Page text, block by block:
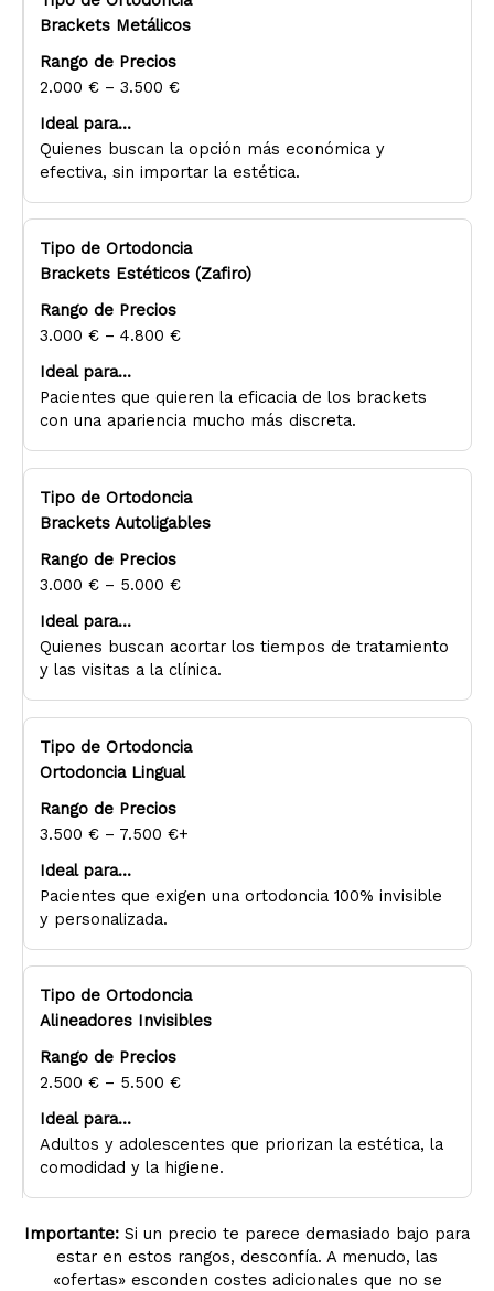
Brackets Metálicos
2.000 € – 3.500 €
Quienes buscan la opción más económica y
efectiva, sin importar la estética.
Brackets Estéticos (Zafiro)
3.000 € – 4.800 €
Pacientes que quieren la eficacia de los brackets
con una apariencia mucho más discreta.
Brackets Autoligables
3.000 € – 5.000 €
Quienes buscan acortar los tiempos de tratamiento
y las visitas a la clínica.
Ortodoncia Lingual
3.500 € – 7.500 €+
Pacientes que exigen una ortodoncia 100% invisible
y personalizada.
Alineadores Invisibles
2.500 € – 5.500 €
Adultos y adolescentes que priorizan la estética, la
comodidad y la higiene.
Importante: Si un precio te parece demasiado bajo para
estar en estos rangos, desconfía. A menudo, las
«ofertas» esconden costes adicionales que no se